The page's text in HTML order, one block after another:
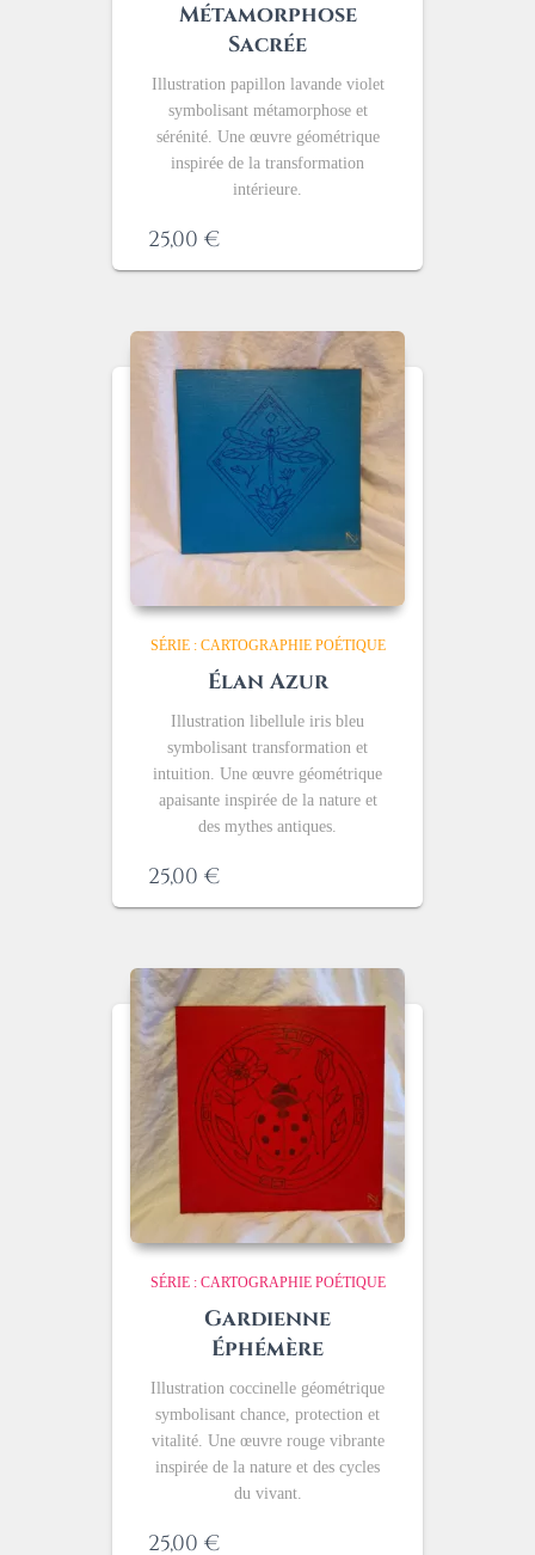
Métamorphose
Sacrée
Illustration papillon lavande violet
symbolisant métamorphose et
sérénité. Une œuvre géométrique
inspirée de la transformation
intérieure.
25,00 €
SÉRIE : CARTOGRAPHIE POÉTIQUE
Élan Azur
Illustration libellule iris bleu
symbolisant transformation et
intuition. Une œuvre géométrique
apaisante inspirée de la nature et
des mythes antiques.
25,00 €
SÉRIE : CARTOGRAPHIE POÉTIQUE
Gardienne
Éphémère
Illustration coccinelle géométrique
symbolisant chance, protection et
vitalité. Une œuvre rouge vibrante
inspirée de la nature et des cycles
du vivant.
25,00 €